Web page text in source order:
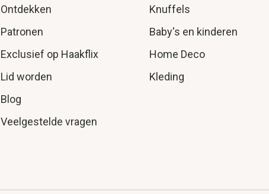
Ontdekken
Patronen
Exclusief op Haakflix
Lid worden
Blog
Veelgestelde vragen
Knuffels
Baby's en kinderen
Home Deco
Kleding